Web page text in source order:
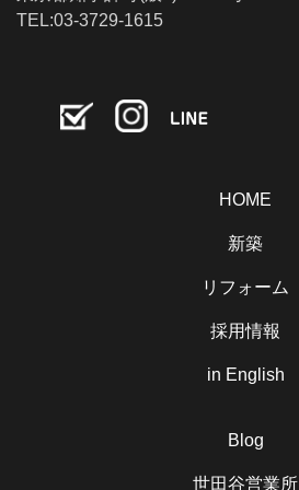
TEL:03-3729-1615
HOME
新築
リフォーム
採用情報
in English
Blog
世田谷営業所